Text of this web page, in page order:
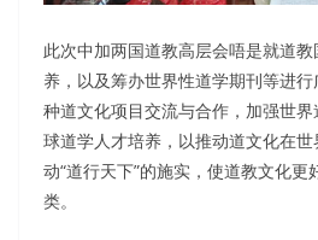
此次中加两国道教高层会唔是就道
养，以及筹办世界性道学期刊等进
种道文化项目交流与合作，加强世
球道学人才培养，以推动道文化在
动“道行天下”的施实，使道教文化更
类。